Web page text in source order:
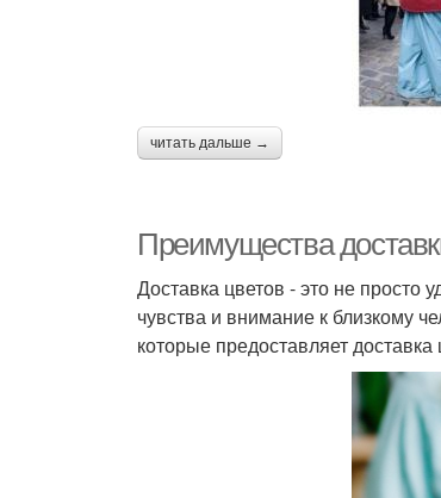
читать дальше →
Преимущества
Доставка цветов - это не просто
чувства и внимание к близкому
которые предоставляет доставка